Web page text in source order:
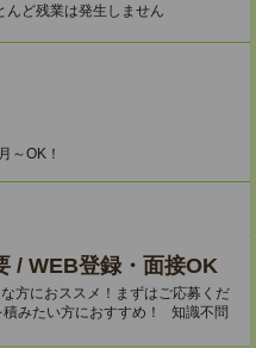
ど残業は発生しません
～OK！
/ WEB登録・面接OK
方におススメ！まずはご応募くだ
みたい方におすすめ！ 知識不問